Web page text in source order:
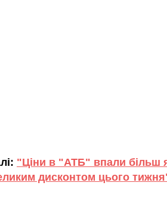
"Ціни в "АТБ" впали більш
дисконтом цього